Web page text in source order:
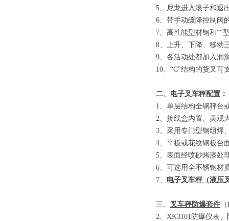
5、 尼龙进入滚子和退
6、 带手动缓降控制阀
7、 高性能型材钢和“"
8、 上升、下降、移动
9、 各活动处都加入润
10、 “C"结构的货叉可
二、 电子叉车秤配置：
1、单层结构全钢秤台
2、接线盒内置、美观
3、采用专门型钢组焊
4、平板或花纹钢板台
5、表面经喷砂烤漆处
6、可选用全不锈钢材
7、 电子叉车秤 （液压
三、 叉车秤防爆套件
2、 XK3101 防爆仪表